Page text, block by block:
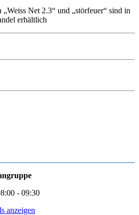
Net 2.3“ und „störfeuer“ sind in
erhältlich
- 09:30
anzeigen